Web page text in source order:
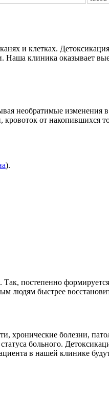
и клетках.
Наша клиника оказывает
необратимые изменения
кровоток от накопившихся
).
постепенно
людям быстрее
хронические болезни,
больного.
в нашей клинике